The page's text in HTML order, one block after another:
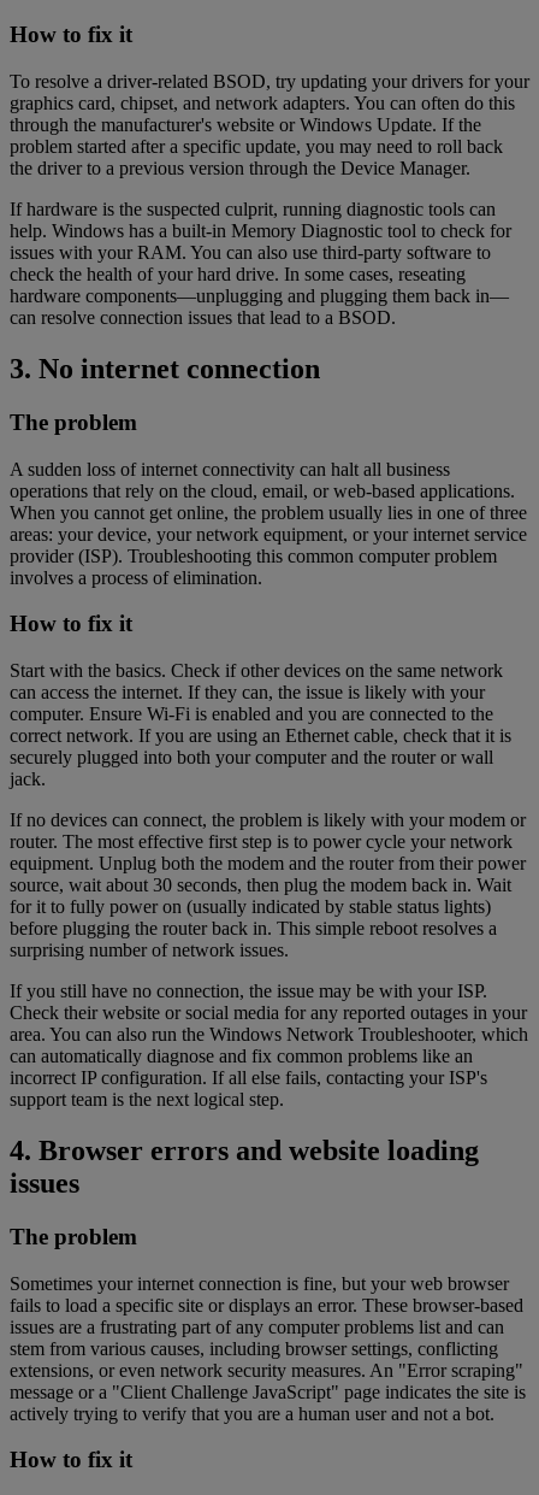
How to fix it
To resolve a driver-related BSOD, try updating your drivers for your
graphics card, chipset, and network adapters. You can often do this
through the manufacturer's website or Windows Update. If the
problem started after a specific update, you may need to roll back
the driver to a previous version through the Device Manager.
If hardware is the suspected culprit, running diagnostic tools can
help. Windows has a built-in Memory Diagnostic tool to check for
issues with your RAM. You can also use third-party software to
check the health of your hard drive. In some cases, reseating
hardware components—unplugging and plugging them back in—
can resolve connection issues that lead to a BSOD.
3. No internet connection
The problem
A sudden loss of internet connectivity can halt all business
operations that rely on the cloud, email, or web-based applications.
When you cannot get online, the problem usually lies in one of three
areas: your device, your network equipment, or your internet service
provider (ISP). Troubleshooting this common computer problem
involves a process of elimination.
How to fix it
Start with the basics. Check if other devices on the same network
can access the internet. If they can, the issue is likely with your
computer. Ensure Wi-Fi is enabled and you are connected to the
correct network. If you are using an Ethernet cable, check that it is
securely plugged into both your computer and the router or wall
jack.
If no devices can connect, the problem is likely with your modem or
router. The most effective first step is to power cycle your network
equipment. Unplug both the modem and the router from their power
source, wait about 30 seconds, then plug the modem back in. Wait
for it to fully power on (usually indicated by stable status lights)
before plugging the router back in. This simple reboot resolves a
surprising number of network issues.
If you still have no connection, the issue may be with your ISP.
Check their website or social media for any reported outages in your
area. You can also run the Windows Network Troubleshooter, which
can automatically diagnose and fix common problems like an
incorrect IP configuration. If all else fails, contacting your ISP's
support team is the next logical step.
4. Browser errors and website loading
issues
The problem
Sometimes your internet connection is fine, but your web browser
fails to load a specific site or displays an error. These browser-based
issues are a frustrating part of any computer problems list and can
stem from various causes, including browser settings, conflicting
extensions, or even network security measures. An "Error scraping"
message or a "Client Challenge JavaScript" page indicates the site is
actively trying to verify that you are a human user and not a bot.
How to fix it